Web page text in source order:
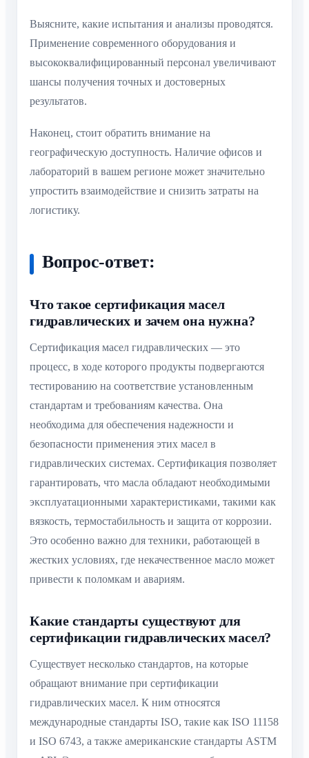
Выясните, какие испытания и анализы проводятся.
Применение современного оборудования и
высококвалифицированный персонал увеличивают
шансы получения точных и достоверных
результатов.
Наконец, стоит обратить внимание на
географическую доступность. Наличие офисов и
лабораторий в вашем регионе может значительно
упростить взаимодействие и снизить затраты на
логистику.
Вопрос-ответ:
Что такое сертификация масел
гидравлических и зачем она нужна?
Сертификация масел гидравлических — это
процесс, в ходе которого продукты подвергаются
тестированию на соответствие установленным
стандартам и требованиям качества. Она
необходима для обеспечения надежности и
безопасности применения этих масел в
гидравлических системах. Сертификация позволяет
гарантировать, что масла обладают необходимыми
эксплуатационными характеристиками, такими как
вязкость, термостабильность и защита от коррозии.
Это особенно важно для техники, работающей в
жестких условиях, где некачественное масло может
привести к поломкам и авариям.
Какие стандарты существуют для
сертификации гидравлических масел?
Существует несколько стандартов, на которые
обращают внимание при сертификации
гидравлических масел. К ним относятся
международные стандарты ISO, такие как ISO 11158
и ISO 6743, а также американские стандарты ASTM